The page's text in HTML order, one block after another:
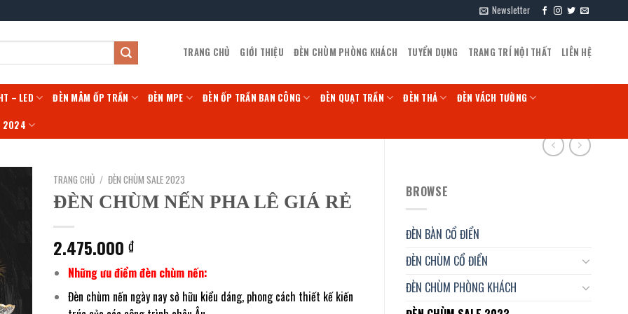
Newsletter
TRANG CHỦ GIỚI THIỆU ĐÈN CHÙM PHÒNG KHÁCH TUYỂN DỤNG TRANG TRÍ NỘI THẤT LIÊN HỆ
– LED ĐÈN MÂM ỐP TRẦN ĐÈN MPE ĐÈN ỐP TRẦN BAN CÔNG ĐÈN QUẠT TRẦN ĐÈN THẢ ĐÈN VÁCH TƯỜNG
2024
BROWSE
ĐÈN BÀN CỔ ĐIỂN
ĐÈN CHÙM CỔ ĐIỂN
ĐÈN CHÙM PHÒNG KHÁCH
TRANG CHỦ / ĐÈN CHÙM SALE 2023
ĐÈN CHÙM NẾN PHA LÊ GIÁ RẺ
2.475.000 ₫
Những ưu điểm đèn chùm nến:
Đèn chùm nến ngày nay sở hữu kiểu dáng, phong cách thiết kế kiến